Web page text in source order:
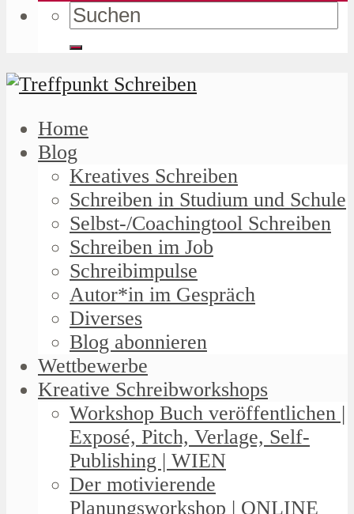
Home
Blog
Kreatives Schreiben
Schreiben in Studium und Schule
Selbst-/Coachingtool Schreiben
Schreiben im Job
Schreibimpulse
Autor*in im Gespräch
Diverses
Blog abonnieren
Wettbewerbe
Kreative Schreibworkshops
Workshop Buch veröffentlichen |
Exposé, Pitch, Verlage, Self-
Publishing | WIEN
Der motivierende
Planungsworkshop | ONLINE